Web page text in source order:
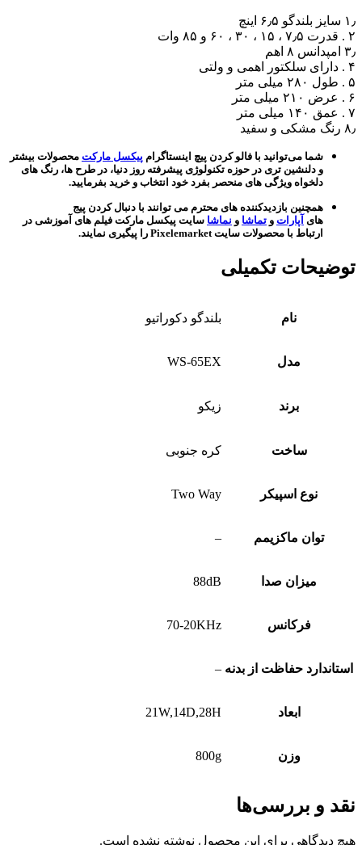
۱٫ سایز بلندگو ۶٫۵ اینچ
۲ . قدرت ۷٫۵ ، ۱۵ ، ۳۰ ، ۶۰ و ۸۵ وات
۳٫ امپدانس ۸ اهم
۴ . دارای سلکتور اهمی و ولتی
۵ . طول ۲۸۰ میلی متر
۶ . عرض ۲۱۰ میلی متر
۷ . عمق ۱۴۰ میلی متر
۸٫ رنگ مشکی و سفید
شما می‌توانید با فالو کردن پیچ اینستاگرام پیکسل مارکت محصولات بیشتر
و دلنشین تری در حوزه تکنولوژی پیشرفته روز دنیا، در طرح ها، رنگ های
دلخواه ویژگی های منحصر بفرد خود انتخاب و خرید بفرمایید.
همچنین بازدیدکننده های محترم می توانند با دنبال کردن پیج
های آپارات و تماشا و نماشا سایت پیکسل مارکت فیلم های آموزشی در
ارتباط با محصولات سایت Pixelemarket را پیگیری نمایند.
توضیحات تکمیلی
نام بلندگو دکوراتیو
مدل WS-65EX
برند زیکو
ساخت کره جنوبی
نوع اسپیکر Two Way
توان ماکزیمم –
میزان صدا 88dB
فرکانس 70-20KHz
استاندارد حفاظت از بدنه –
ابعاد 21W,14D,28H
وزن 800g
نقد و بررسی‌ها
هیچ دیدگاهی برای این محصول نوشته نشده است.